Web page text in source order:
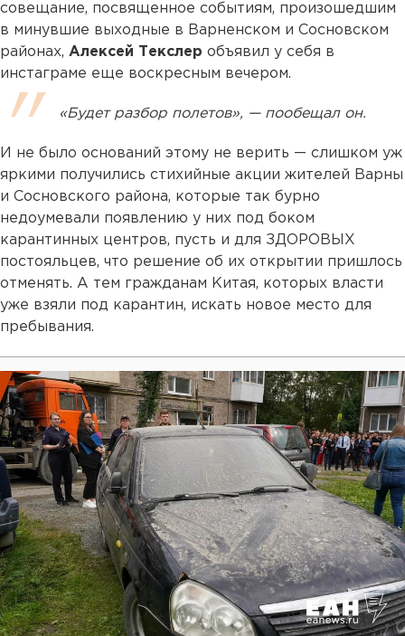
совещание, посвященное событиям, произошедшим
в минувшие выходные в Варненском и Сосновском
районах, Алексей Текслер объявил у себя в
инстаграме еще воскресным вечером.
«Будет разбор полетов», — пообещал он.
И не было оснований этому не верить — слишком уж
яркими получились стихийные акции жителей Варны
и Сосновского района, которые так бурно
недоумевали появлению у них под боком
карантинных центров, пусть и для ЗДОРОВЫХ
постояльцев, что решение об их открытии пришлось
отменять. А тем гражданам Китая, которых власти
уже взяли под карантин, искать новое место для
пребывания.